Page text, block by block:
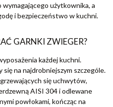
użytkownika, a
i bezpieczeństwo w kuchni.
GARNKI ZWIEGER?
każdej kuchni.
na najdrobniejszym szczególe.
się uchwytów,
AISI 304 i odlewane
powłokami, kończąc na